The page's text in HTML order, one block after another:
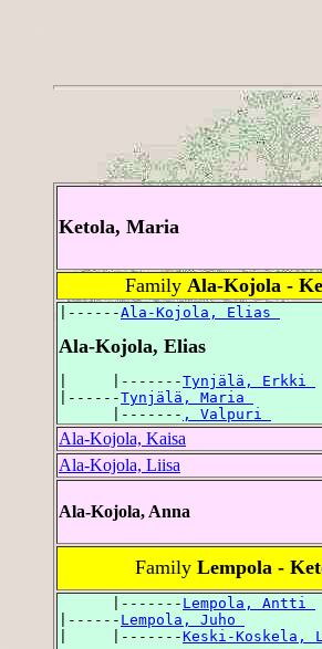
Ketola, Maria
Family Ala-Kojola -
|------Ala-Kojola, Elias
Ala-Kojola, Elias
|     |-------Tynjälä, Erkki
|------Tynjälä, Maria
      |-------
, Valpuri
Ala-Kojola, Kaisa
Ala-Kojola, Liisa
Ala-Kojola, Anna
Family Lempola -
      |-------
Lempola, Antti
|------ Lempola, Juho
|     |-------Keski-Koskela,